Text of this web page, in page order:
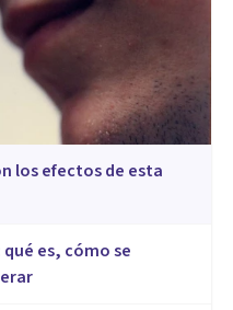
los efectos de esta
es, cómo se